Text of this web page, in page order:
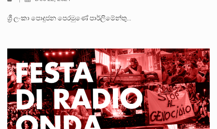
ශ්‍රී ලංකා පොදුජන පෙරමුණේ පාර්ලිමේන්තු…